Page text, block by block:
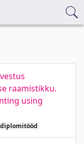
raamistikku.
using
diplomitööd